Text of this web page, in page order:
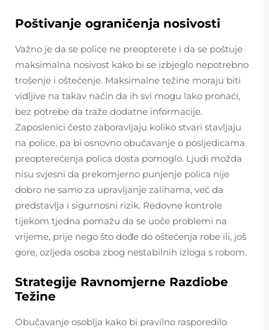
Poštivanje ograničenja nosivosti
Važno je da se police ne preopterete i da se poštuje
maksimalna nosivost kako bi se izbjeglo nepotrebno
trošenje i oštećenje. Maksimalne težine moraju biti
vidljive na takav način da ih svi mogu lako pronaći,
bez potrebe da traže dodatne informacije.
Zaposlenici često zaboravljaju koliko stvari stavljaju
na police, pa bi osnovno obučavanje o posljedicama
preopterećenja polica dosta pomoglo. Ljudi možda
nisu svjesni da prekomjerno punjenje polica nije
dobro ne samo za upravljanje zalihama, već da
predstavlja i sigurnosni rizik. Redovne kontrole
tijekom tjedna pomažu da se uoče problemi na
vrijeme, prije nego što dođe do oštećenja robe ili, još
gore, ozljeda osoba zbog nestabilnih izloga s robom.
Strategije Ravnomjerne Razdiobe
Težine
Obučavanje osoblja kako bi pravilno rasporedilo